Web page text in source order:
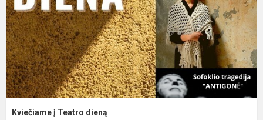
Kviečiame į Teatro dieną